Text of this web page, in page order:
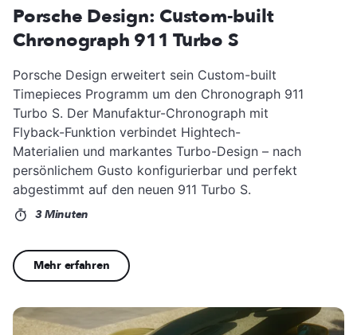
Porsche Design: Custom-built
Chronograph 911 Turbo S
Porsche Design erweitert sein Custom-built
Timepieces Programm um den Chronograph 911
Turbo S. Der Manufaktur-Chronograph mit
Flyback-Funktion verbindet Hightech-
Materialien und markantes Turbo-Design – nach
persönlichem Gusto konfigurierbar und perfekt
abgestimmt auf den neuen 911 Turbo S.
3 Minuten
Mehr erfahren